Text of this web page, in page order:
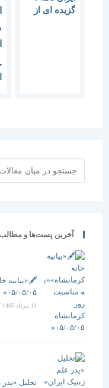
گزیده ای از
آخرین پست‌ها و مطالب انجمن
🖋️«بیانیه خانه
۰۵/۰۵/۰۵»
/ ۰ دیدگاه
تجلیل «پدر علم